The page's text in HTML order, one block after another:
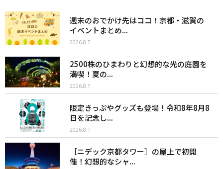
週末のおでかけ先はココ！京都・滋賀の
イベントまとめ...
2026.8.7
2500株のひまわりと幻想的な光の庭園を
満喫！夏の...
2026.8.7
限定きっぷやグッズも登場！令和8年8月8
日を記念し...
2026.8.7
［ニデック京都タワー］の屋上で初開
催！幻想的なシャ...